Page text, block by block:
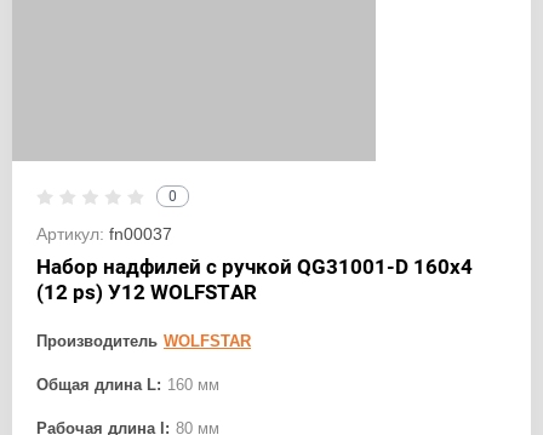
0
Артикул: fn00037
Набор надфилей с ручкой QG31001-D 160х4
(12 ps) У12 WOLFSTAR
Производитель WOLFSTAR
Общая длина L: 160 мм
Рабочая длина l: 80 мм